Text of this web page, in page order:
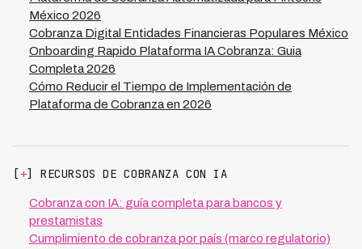
México 2026
Cobranza Digital Entidades Financieras Populares México
Onboarding Rapido Plataforma IA Cobranza: Guia
Completa 2026
Cómo Reducir el Tiempo de Implementación de
Plataforma de Cobranza en 2026
[ +] RECURSOS DE COBRANZA CON IA
Cobranza con IA: guía completa para bancos y
prestamistas
Cumplimiento de cobranza por país (marco regulatorio)